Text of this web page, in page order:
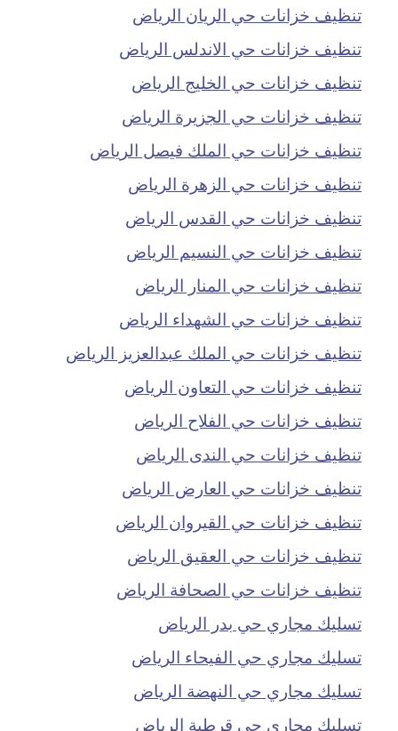
تنظيف خزانات حي الريان الرياض
تنظيف خزانات حي الاندلس الرياض
تنظيف خزانات حي الخليج الرياض
تنظيف خزانات حي الجزيرة الرياض
تنظيف خزانات حي الملك فيصل الرياض
تنظيف خزانات حي الزهرة الرياض
تنظيف خزانات حي القدس الرياض
تنظيف خزانات حي النسيم الرياض
تنظيف خزانات حي المنار الرياض
تنظيف خزانات حي الشهداء الرياض
تنظيف خزانات حي الملك عبدالعزيز الرياض
تنظيف خزانات حي التعاون الرياض
تنظيف خزانات حي الفلاح الرياض
تنظيف خزانات حي الندى الرياض
تنظيف خزانات حي العارض الرياض
تنظيف خزانات حي القيروان الرياض
تنظيف خزانات حي العقيق الرياض
تنظيف خزانات حي الصحافة الرياض
تسليك مجاري حي بدر الرياض
تسليك مجاري حي الفيحاء الرياض
تسليك مجاري حي النهضة الرياض
تسليك مجاري حي قرطبة الرياض